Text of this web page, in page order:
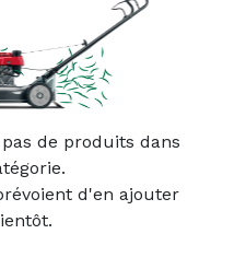
de produits dans
d'en ajouter